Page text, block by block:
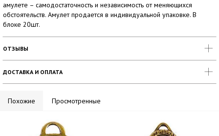
амулете – самодостаточность и независимость от меняющихся
обстоятельств. Амулет продается в индивидуальной упаковке. В
блоке 20шт.
ОТЗЫВЫ
ДОСТАВКА И ОПЛАТА
Похожие Просмотренные